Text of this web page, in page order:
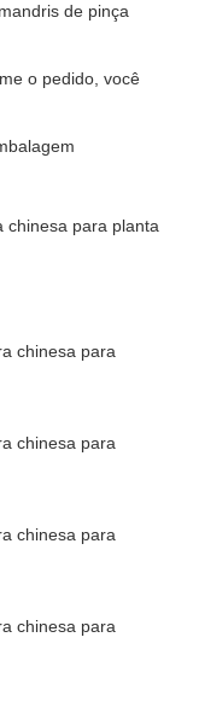
de pinça
o pedido, você